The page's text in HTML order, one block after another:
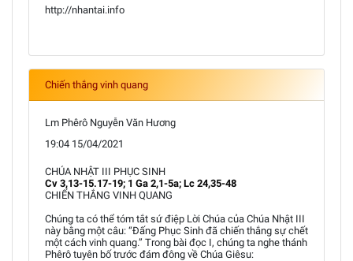
http://nhantai.info
Chiến thắng vinh quang
Lm Phêrô Nguyễn Văn Hương
19:04 15/04/2021
CHÚA NHẬT III PHỤC SINH
Cv 3,13-15.17-19; 1 Ga 2,1-5a; Lc 24,35-48
CHIẾN THẮNG VINH QUANG
Chúng ta có thể tóm tắt sứ điệp Lời Chúa của Chúa Nhật III
này bằng một câu: “Đấng Phục Sinh đã chiến thắng sự chết
một cách vinh quang.” Trong bài đọc I, chúng ta nghe thánh
Phêrô tuyên bố trước đám đông về Chúa Giêsu: